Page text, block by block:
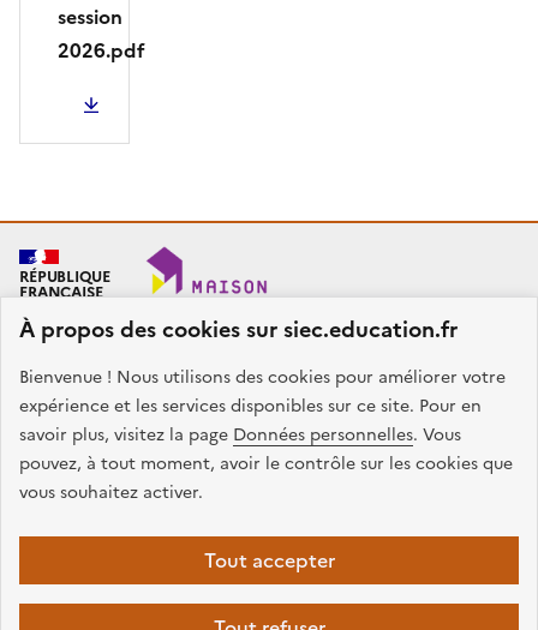
À propos des cookies sur siec.education.fr
Bienvenue ! Nous utilisons des cookies pour améliorer votre
expérience et les services disponibles sur ce site. Pour en
savoir plus, visitez la page Données personnelles. Vous
pouvez, à tout moment, avoir le contrôle sur les cookies que
vous souhaitez activer.
Tout accepter
session
2026.pdf
PDF - 188.31 Ko
RÉPUBLIQUE
FRANÇAISE
SIEC - Maison des examens
Académies de Créteil, Paris et Versailles
7, rue Ernest Renan
94749 ARCUEIL CEDEX
Nous contacter
facebook
x instagramlinkedin